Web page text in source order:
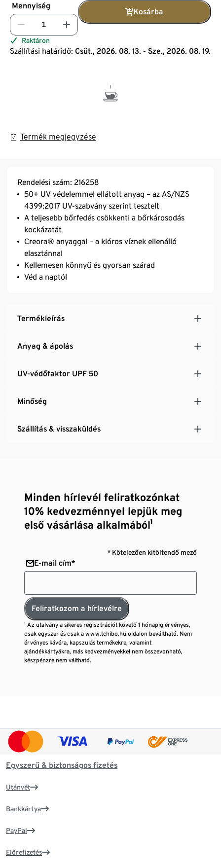
Mennyiség
Kosárba
Raktáron
Szállítási határidő: Csüt., 2026. 08. 13. - Sze., 2026. 08. 19.
Termék megjegyzése
Rendelési szám: 216258
50+ UV védelemmel ellátott anyag – az AS/NZS
4399:2017 UV-szabvány szerint tesztelt
A teljesebb bőrfedés csökkenti a bőrkárosodás
kockázatát
Creora® anyaggal – a klóros víznek ellenálló
elasztánnal
Kellemesen könnyű és gyorsan szárad
Véd a naptól
Termékleírás
Anyag & ápolás
UV-védőfaktor UPF 50
Minőség
Szállítás & visszaküldés
Minden hírlevél feliratkozónkat
10% kedvezménnyel lepjük meg
első vásárlása alkalmából¹
* Kötelezően kitöltendő mező
E-mail cím*
Feliratkozom a hírlevélre
¹ Az utalvány a sikeres regisztrációt követő 1 hónapig érvényes,
csak egyszer és csak a www.tchibo.hu oldalon beváltható. Nem
érvényes kávéra, kapszulás termékekre, valamint
ajándékkártyákra, más kedvezményekkel nem összevonható,
készpénzre nem váltható.
Egyszerű & biztonságos fizetés
Utánvét
Bankkártya
PayPal
Előrefizetés